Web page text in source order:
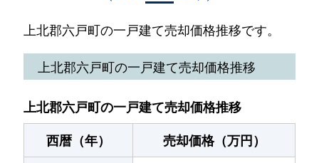
上北郡六戸町の一戸建て売却価格推移です。
上北郡六戸町の一戸建て売却価格推移
上北郡六戸町の一戸建て売却価格推移
西暦（年）
売却価格（万円）